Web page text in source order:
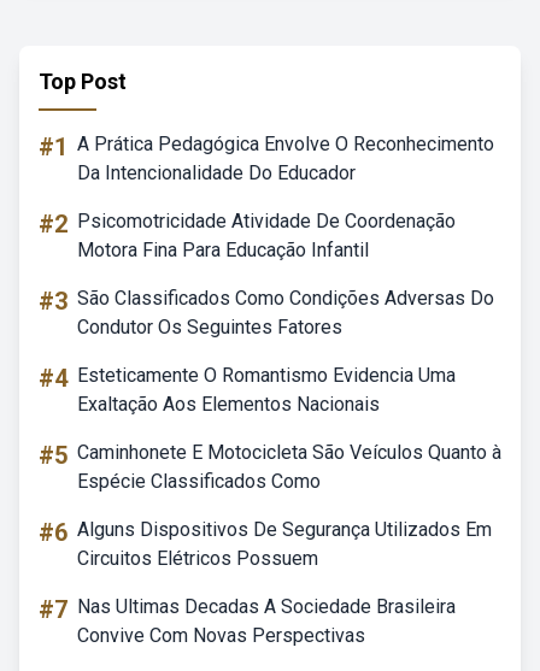
Top Post
#1 A Prática Pedagógica Envolve O Reconhecimento
Da Intencionalidade Do Educador
#2 Psicomotricidade Atividade De Coordenação
Motora Fina Para Educação Infantil
#3 São Classificados Como Condições Adversas Do
Condutor Os Seguintes Fatores
#4 Esteticamente O Romantismo Evidencia Uma
Exaltação Aos Elementos Nacionais
#5 Caminhonete E Motocicleta São Veículos Quanto à
Espécie Classificados Como
#6 Alguns Dispositivos De Segurança Utilizados Em
Circuitos Elétricos Possuem
#7 Nas Ultimas Decadas A Sociedade Brasileira
Convive Com Novas Perspectivas